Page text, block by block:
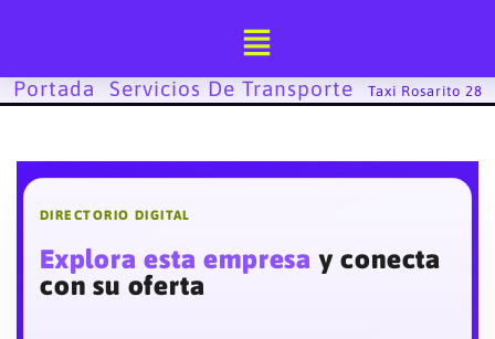
contenido
Portada Servicios De Transporte Taxi Rosarito 28
DIRECTORIO DIGITAL
Explora esta empresa y conecta
con su oferta